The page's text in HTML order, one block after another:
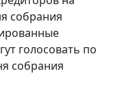
собрания
голосовать по
собрания